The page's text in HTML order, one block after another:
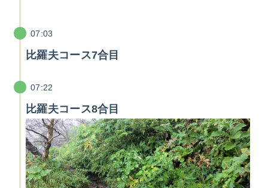
07:03
比羅夫コース7合目
07:22
比羅夫コース8合目